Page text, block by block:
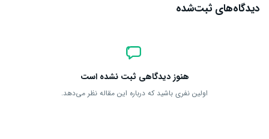
دیدگاه‌های ثبت‌شده
هنوز دیدگاهی ثبت نشده است
اولین نفری باشید که درباره این مقاله نظر می‌دهد.